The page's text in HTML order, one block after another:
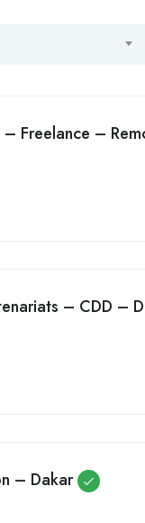
Freelance –
– CDD –
– Dakar